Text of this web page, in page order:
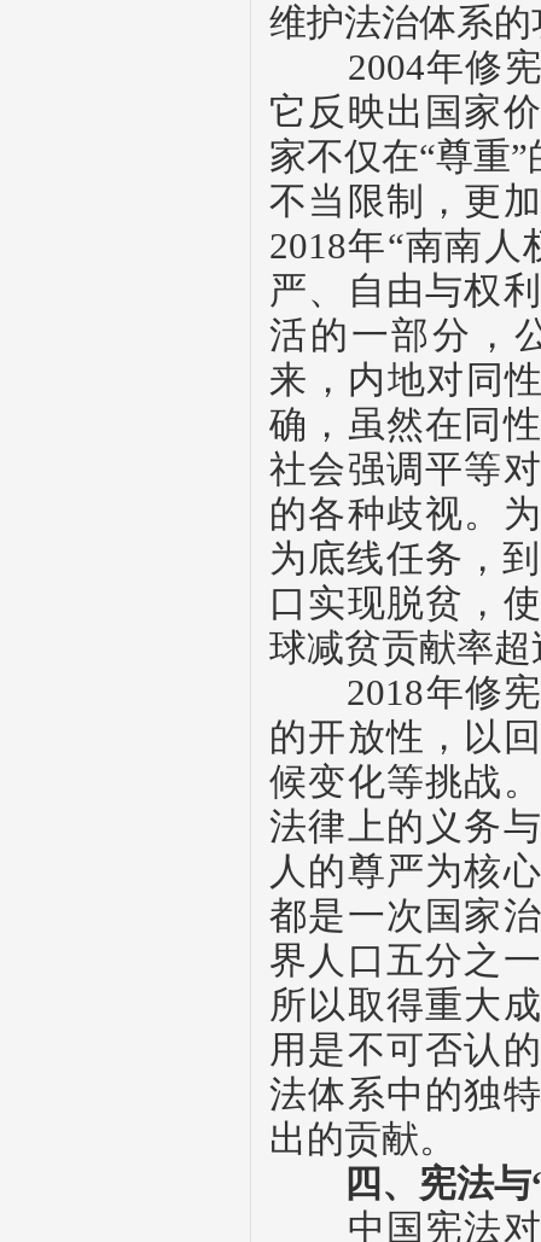
维护法治体系
2004年修
它反映出国家
家不仅在“尊重
不当限制，更
2018年“南南人
严、自由与权
活的一部分，
来，内地对同
确，虽然在同
社会强调平等
的各种歧视。
为底线任务，到
口实现脱贫，
球减贫贡献率超
2018年修
的开放性，以
候变化等挑战
法律上的义务
人的尊严为核
都是一次国家
界人口五分之
所以取得重大
用是不可否认
法体系中的独
出的贡献。
四、宪法与“
中国宪法对